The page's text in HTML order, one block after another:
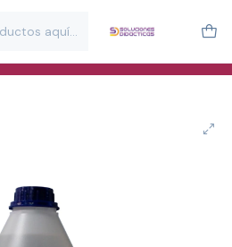
educativos para aulas, terapeutas y